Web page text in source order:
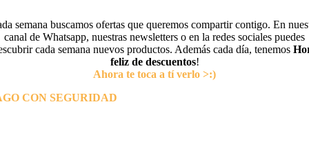
semana buscamos ofertas que queremos compartir contigo. En
canal de Whatsapp, nuestras newsletters o en la redes sociales puedes
cada semana nuevos productos. Además cada día, tenemos
feliz de descuentos!
Ahora te toca a tí verlo >:)
CON SEGURIDAD